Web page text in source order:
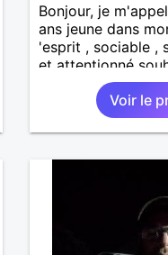
Bonjour, je
ans jeune dans
'esprit , sociable ,
et attentionné
de la tendresse ,
beaucoup de
femme qui
ma vie . Bientôt
accorder en toute
Pour le reste
découvrir par un
Voir le